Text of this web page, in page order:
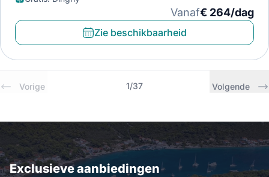
Vanaf€ 264/dag
Zie beschikbaarheid
Vorige 1/37 Volgende
Exclusieve aanbiedingen